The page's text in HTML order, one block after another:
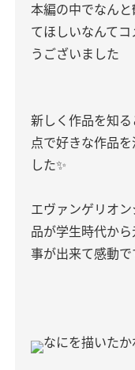
本編の中でなん
てほしいなんて
うございました
新しく作品を知
点で好きな作品
した✨
エヴァンゲリオ
品が学生時代か
事が出来て感動
なにを描いた